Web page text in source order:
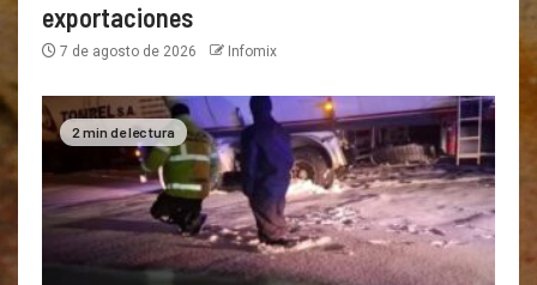
exportaciones
7 de agosto de 2026 Infomix
2 min de lectura